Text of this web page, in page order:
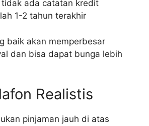
tidak ada catatan kredit
1-2 tahun terakhir
baik akan memperbesar
dan bisa dapat bunga lebih
Realistis
pinjaman jauh di atas